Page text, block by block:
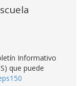
Informativo
que puede